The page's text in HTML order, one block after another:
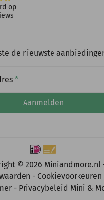
op
de nieuwste
*
Aanmelden
© 2026 Miniandmore.nl
Privacybeleid Mini &